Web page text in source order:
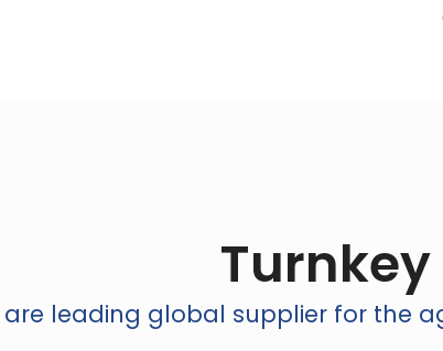
are leading global supplier for the